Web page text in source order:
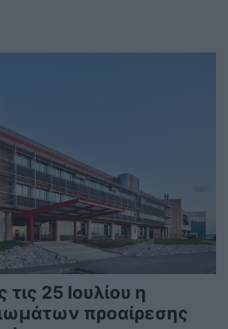
25 Ιουλίου η
προαίρεσης